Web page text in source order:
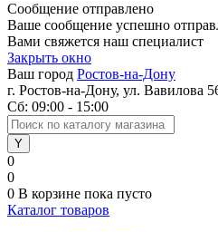
Сообщение отправлено
Ваше сообщение успешно
Вами свяжется наш специалист
Закрыть окно
Ваш город Ростов-на-Дону
г. Ростов-на-Дону, ул. Вавилова
Сб: 09:00 - 15:00
0
0
0 В корзине пока пусто
Каталог товаров